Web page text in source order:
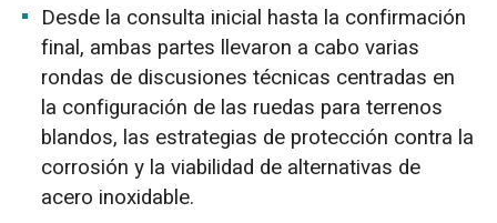
Desde la consulta inicial hasta la confirmación
final, ambas partes llevaron a cabo varias
rondas de discusiones técnicas centradas en
la configuración de las ruedas para terrenos
blandos, las estrategias de protección contra la
corrosión y la viabilidad de alternativas de
acero inoxidable.